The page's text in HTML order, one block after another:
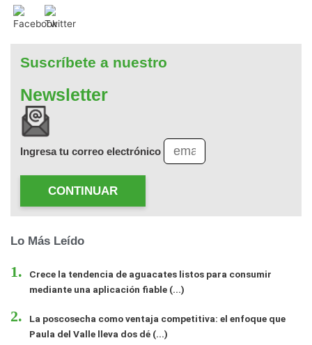
Suscríbete a nuestro
Newsletter
Ingresa tu correo electrónico
CONTINUAR
Lo Más Leído
Crece la tendencia de aguacates listos para consumir
mediante una aplicación fiable (...)
La poscosecha como ventaja competitiva: el enfoque que
Paula del Valle lleva dos dé (...)